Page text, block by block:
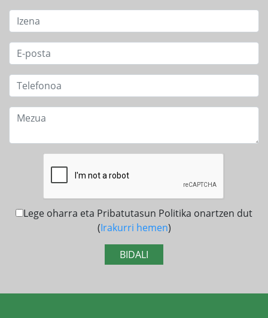
Lege oharra eta Pribatutasun Politika onartzen dut
(Irakurri hemen)
BIDALI